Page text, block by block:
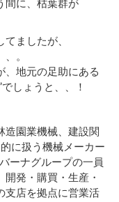
ましたが、
。
、地元の足助にある
しょうと、、！
造園業機械、建設関
に扱う機械メーカー
ーナグループの一員
発・購買・生産・
支店を拠点に営業活